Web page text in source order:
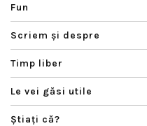
Fun
Scriem şi despre
Timp liber
Le vei găsi utile
Ştiaţi că?